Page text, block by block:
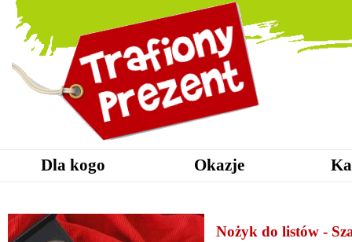
Dla kogo Okazje
Nożyk do listów -